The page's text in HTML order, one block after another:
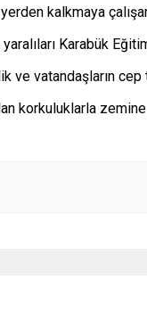
kalkmaya
Karabük
ve vatandaşların cep
korkuluklarla